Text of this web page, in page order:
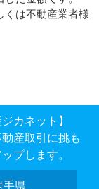
くは不動産業者様
カネット】
産取引に挑も
プします。
手県